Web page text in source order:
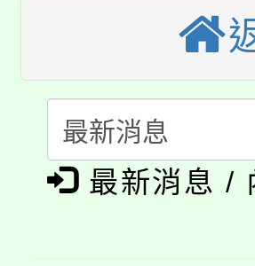
程，歡迎學
心理、諮商
系所師生報名
縣市「校園
門員」簡章
踴躍報名參加
桃園市115
「桃園市補
展演活動實施
115年度「
義教育推展
公告本校
代理(課)教
「2026金融
最新消息 /